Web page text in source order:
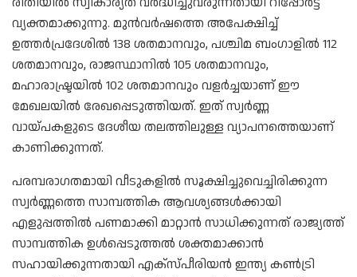
വ്യക്തമാക്കുന്നു. മുൻവർഷത്തെ അപേക്ഷിച്ച്
ഉത്തർപ്രദേശിൽ 138 ശതമാനവും, പശ്ചിമ ബംഗാളിൽ 112
ശതമാനവും, രാജസ്ഥാനിൽ 105 ശതമാനവും,
മഹാരാഷ്ട്രയിൽ 102 ശതമാനവും വളർച്ചയാണ് ഈ
മേഖലയിൽ രേഖപ്പെടുത്തിയത്. ഇത് സ്വർണ്ണ
വായ്പകളുടെ ദേശീയ തലത്തിലുള്ള വ്യാപനത്തെയാണ്
കാണിക്കുന്നത്.
പരമ്പരാഗതമായി വീടുകളിൽ സൂക്ഷിച്ചുവെച്ചിരിക്കുന്ന
സ്വർണ്ണത്തെ സാമ്പത്തിക ആവശ്യങ്ങൾക്കായി
എളുപ്പത്തിൽ പണമാക്കി മാറ്റാൻ സാധിക്കുന്നത് രാജ്യത്ത്
സാമ്പത്തിക ഉൾപ്പെടുത്തൽ ശക്തമാക്കാൻ
സഹായിക്കുന്നതായി എക്സ്പീരിയൻ ഇന്ത്യ കൺട്രി